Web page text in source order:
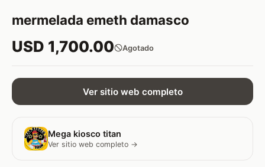
mermelada emeth damasco
USD 1,700.00 Agotado
Ver sitio web completo
Mega kiosco titan
Ver sitio web completo →